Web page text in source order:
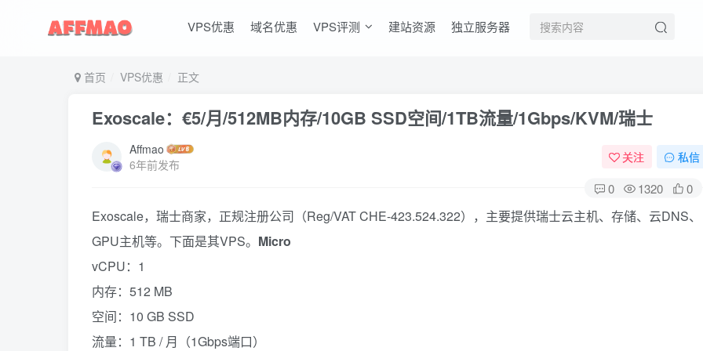
VPS优惠 域名优惠 VPS评测 建站资源 独立服务器
首页 VPS优惠 正文
Exoscale：€5/月/512MB内存/10GB SSD空间/1TB流量/1Gbps/KVM/瑞士
Affmao
6年前发布
关注 私信
0 1320 0
Exoscale，瑞士商家，正规注册公司（Reg/VAT CHE-423.524.322），主要提供瑞士云主机、存储、云DNS、
GPU主机等。下面是其VPS。 Micro
vCPU：1
内存：512 MB
空间：10 GB SSD
流量：1 TB / 月（1Gbps端口）